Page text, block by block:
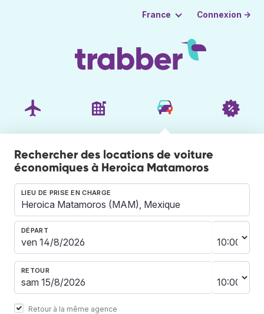
France Connexion →
Rechercher des locations de voiture
économiques à Heroica Matamoros
LIEU DE PRISE EN CHARGE
DÉPART
RETOUR
Retour à la même agence